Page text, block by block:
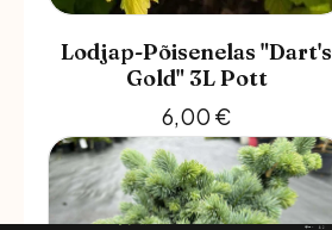
Lodjap-Põisenelas "Dart's
Gold" 3L Pott
6,00 €